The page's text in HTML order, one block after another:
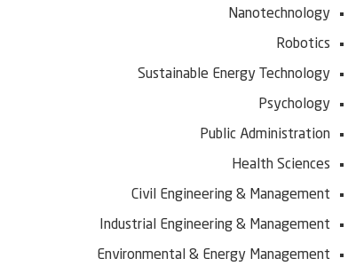
Nanotechnology
Robotics
Sustainable Energy Technology
Psychology
Public Administration
Health Sciences
Civil Engineering & Management
Industrial Engineering & Management
Environmental & Energy Management